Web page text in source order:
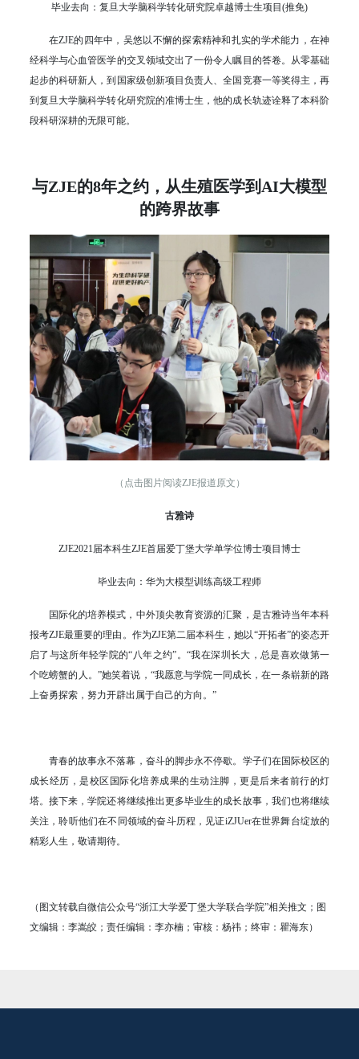
毕业去向：复旦大学脑科学转化研究院卓越博士生项目(推免)
在ZJE的四年中，吴悠以不懈的探索精神和扎实的学术能力，在神
经科学与心血管医学的交叉领域交出了一份令人瞩目的答卷。从零基础
起步的科研新人，到国家级创新项目负责人、全国竞赛一等奖得主，再
到复旦大学脑科学转化研究院的准博士生，他的成长轨迹诠释了本科阶
段科研深耕的无限可能。
与ZJE的8年之约，从生殖医学到AI大模型
的跨界故事
（点击图片阅读ZJE报道原文）
古雅诗
ZJE2021届本科生ZJE首届爱丁堡大学单学位博士项目博士
毕业去向：华为大模型训练高级工程师
国际化的培养模式，中外顶尖教育资源的汇聚，是古雅诗当年本科
报考ZJE最重要的理由。作为ZJE第二届本科生，她以“开拓者”的姿态开
启了与这所年轻学院的“八年之约”。“我在深圳长大，总是喜欢做第一
个吃螃蟹的人。”她笑着说，“我愿意与学院一同成长，在一条崭新的路
上奋勇探索，努力开辟出属于自己的方向。”
青春的故事永不落幕，奋斗的脚步永不停歇。学子们在国际校区的
成长经历，是校区国际化培养成果的生动注脚，更是后来者前行的灯
塔。接下来，学院还将继续推出更多毕业生的成长故事，我们也将继续
关注，聆听他们在不同领域的奋斗历程，见证iZJUer在世界舞台绽放的
精彩人生，敬请期待。
（图文转载自微信公众号“浙江大学爱丁堡大学联合学院”相关推文；图
文编辑：李嵩皎；责任编辑：李亦楠；审核：杨祎；终审：瞿海东）